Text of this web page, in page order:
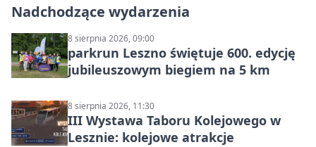
Nadchodzące wydarzenia
8 sierpnia 2026, 09:00
parkrun Leszno świętuje 600. edycję
jubileuszowym biegiem na 5 km
8 sierpnia 2026, 11:30
III Wystawa Taboru Kolejowego w
Lesznie: kolejowe atrakcje